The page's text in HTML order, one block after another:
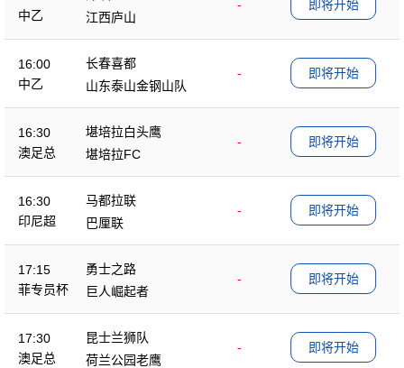
中乙
-
江西庐山
即将开始
16:00
中乙
长春喜都
-
山东泰山金钢山队
即将开始
16:30
澳足总
堪培拉白头鹰
-
堪培拉FC
即将开始
16:30
印尼超
马都拉联
-
巴厘联
即将开始
17:15
菲专员杯
勇士之路
-
巨人崛起者
即将开始
17:30
澳足总
昆士兰狮队
-
荷兰公园老鹰
即将开始